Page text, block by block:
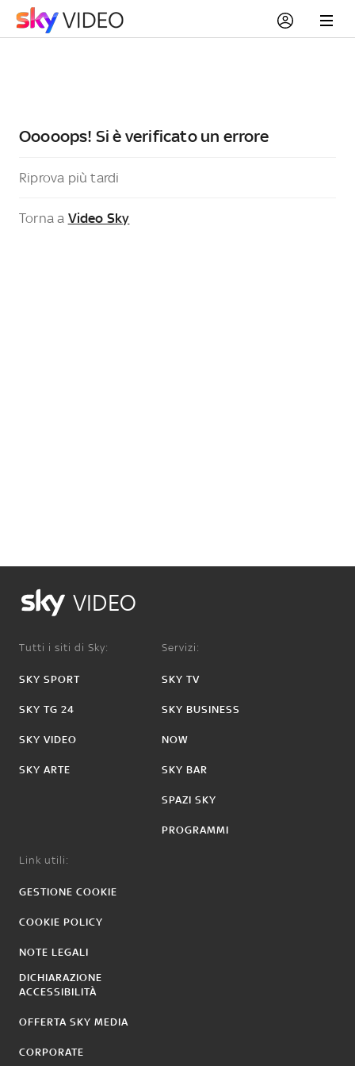
Ooooops! Si è verificato un errore
Riprova più tardi
Torna a Video Sky
VIDEO
Tutti i siti di Sky:
SKY SPORT
SKY TG 24
SKY VIDEO
SKY ARTE
Servizi:
SKY TV
SKY BUSINESS
NOW
SKY BAR
SPAZI SKY
PROGRAMMI
Link utili:
GESTIONE COOKIE
COOKIE POLICY
NOTE LEGALI
DICHIARAZIONE
ACCESSIBILITÀ
OFFERTA SKY MEDIA
CORPORATE